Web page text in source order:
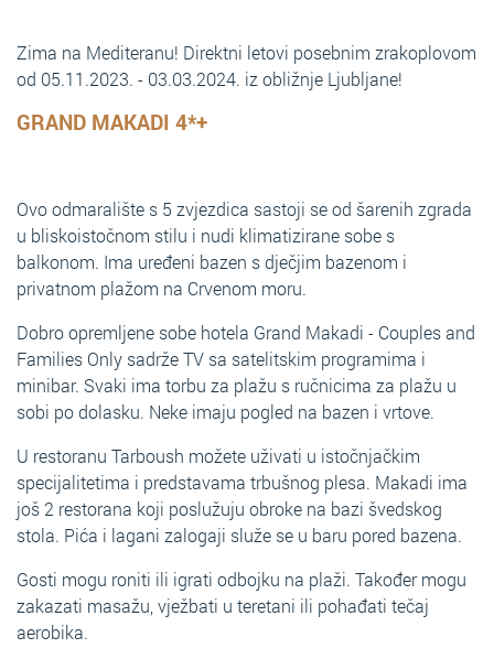
Zima na Mediteranu! Direktni letovi posebnim zrakoplovom
od 05.11.2023. - 03.03.2024. iz obližnje Ljubljane!
GRAND MAKADI 4*+
Ovo odmaralište s 5 zvjezdica sastoji se od šarenih zgrada
u bliskoistočnom stilu i nudi klimatizirane sobe s
balkonom. Ima uređeni bazen s dječjim bazenom i
privatnom plažom na Crvenom moru.
Dobro opremljene sobe hotela Grand Makadi - Couples and
Families Only sadrže TV sa satelitskim programima i
minibar. Svaki ima torbu za plažu s ručnicima za plažu u
sobi po dolasku. Neke imaju pogled na bazen i vrtove.
U restoranu Tarboush možete uživati ​​u istočnjačkim
specijalitetima i predstavama trbušnog plesa. Makadi ima
još 2 restorana koji poslužuju obroke na bazi švedskog
stola. Pića i lagani zalogaji služe se u baru pored bazena.
Gosti mogu roniti ili igrati odbojku na plaži. Također mogu
zakazati masažu, vježbati u teretani ili pohađati tečaj
aerobika.